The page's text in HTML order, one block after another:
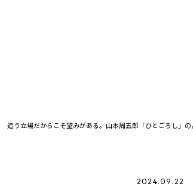
追う立場だからこそ望みがある。山本周五郎「ひとごろし」
2024.09.22